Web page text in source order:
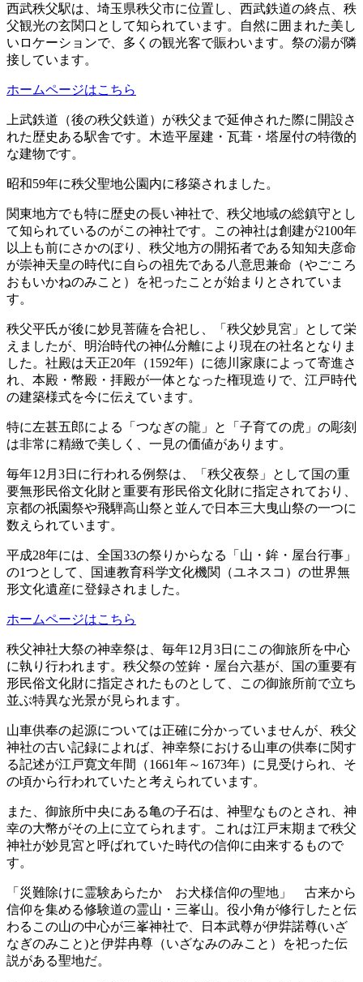
西武秩父駅は、埼玉県秩父市に位置し、西武鉄道の終点、秩
父観光の玄関口として知られています。自然に囲まれた美し
いロケーションで、多くの観光客で賑わいます。祭の湯が隣
接しています。
ホームページはこちら
上武鉄道（後の秩父鉄道）が秩父まで延伸された際に開設さ
れた歴史ある駅舎です。木造平屋建・瓦葺・塔屋付の特徴的
な建物です。
昭和59年に秩父聖地公園内に移築されました。
関東地方でも特に歴史の長い神社で、秩父地域の総鎮守とし
て知られているのがこの神社です。この神社は創建が2100年
以上も前にさかのぼり、秩父地方の開拓者である知知夫彦命
が崇神天皇の時代に自らの祖先である八意思兼命（やごころ
おもいかねのみこと）を祀ったことが始まりとされていま
す。
秩父平氏が後に妙見菩薩を合祀し、「秩父妙見宮」として栄
えましたが、明治時代の神仏分離により現在の社名となりま
した。社殿は天正20年（1592年）に徳川家康によって寄進さ
れ、本殿・幣殿・拝殿が一体となった権現造りで、江戸時代
の建築様式を今に伝えています。
特に左甚五郎による「つなぎの龍」と「子育ての虎」の彫刻
は非常に精緻で美しく、一見の価値があります。
毎年12月3日に行われる例祭は、「秩父夜祭」として国の重
要無形民俗文化財と重要有形民俗文化財に指定されており、
京都の祇園祭や飛騨高山祭と並んで日本三大曳山祭の一つに
数えられています。
平成28年には、全国33の祭りからなる「山・鉾・屋台行事」
の1つとして、国連教育科学文化機関（ユネスコ）の世界無
形文化遺産に登録されました。
ホームページはこちら
秩父神社大祭の神幸祭は、毎年12月3日にこの御旅所を中心
に執り行われます。秩父祭の笠鉾・屋台六基が、国の重要有
形民俗文化財に指定されたものとして、この御旅所前で立ち
並ぶ特異な光景が見られます。
山車供奉の起源については正確に分かっていませんが、秩父
神社の古い記録によれば、神幸祭における山車の供奉に関す
る記述が江戸寛文年間（1661年～1673年）に見受けられ、そ
の頃から行われていたと考えられています。
また、御旅所中央にある亀の子石は、神聖なものとされ、神
幸の大幣がその上に立てられます。これは江戸末期まで秩父
神社が妙見宮と呼ばれていた時代の信仰に由来するもので
す。
「災難除けに霊験あらたか お犬様信仰の聖地」 古来から
信仰を集める修験道の霊山・三峯山。役小角が修行したと伝
わるこの山の中心が三峯神社で、日本武尊が伊弉諾尊(いざ
なぎのみこと)と伊弉冉尊（いざなみのみこと）を祀った伝
説がある聖地だ。